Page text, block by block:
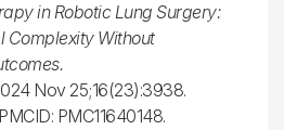
in Robotic Lung Surgery:
Complexity Without
Nov 25;16(23):3938.
PMC11640148.